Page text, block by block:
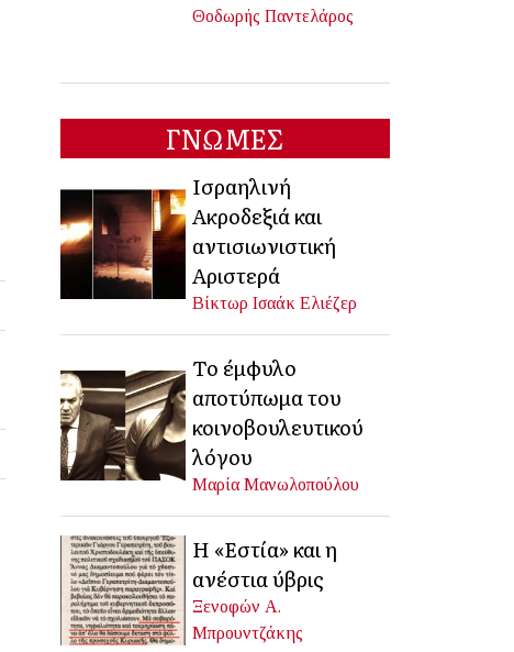
Θοδωρής Παντελάρος
ΓΝΩΜΕΣ
Ισραηλινή
Ακροδεξιά και
αντισιωνιστική
Αριστερά
Βίκτωρ Ισαάκ Ελιέζερ
Το έμφυλο
αποτύπωμα του
κοινοβουλευτικού
λόγου
Μαρία Μανωλοπούλου
Η «Εστία» και η
ανέστια ύβρις
Ξενοφών Α.
Μπρουντζάκης